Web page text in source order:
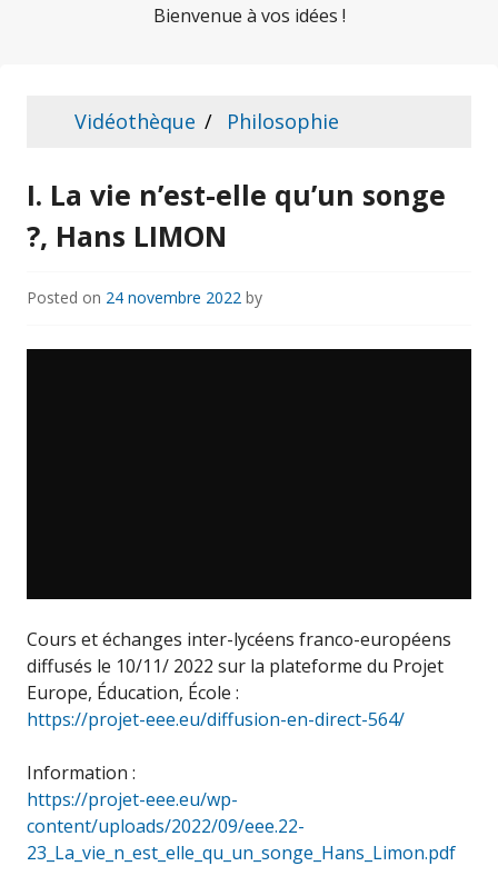
Bienvenue à vos idées !
Vidéothèque Philosophie
I. La vie n’est-elle qu’un songe
?, Hans LIMON
Posted on 24 novembre 2022 by
Cours et échanges inter-lycéens franco-européens
diffusés le 10/11/ 2022 sur la plateforme du Projet
Europe, Éducation, École :
https://projet-eee.eu/diffusion-en-direct-564/
Information :
https://projet-eee.eu/wp-
content/uploads/2022/09/eee.22-
23_La_vie_n_est_elle_qu_un_songe_Hans_Limon.pdf